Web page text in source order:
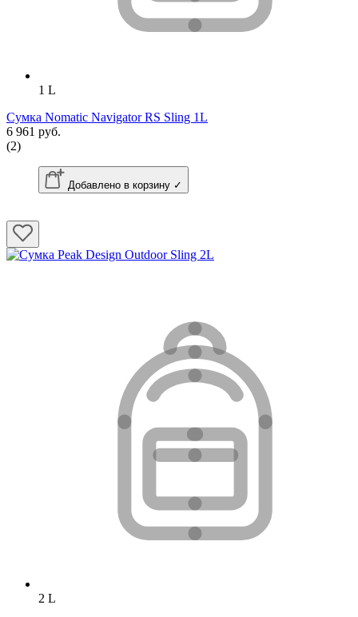
1 L
Сумка Nomatic Navigator RS Sling 1L
6 961 руб.
(2)
Добавлено в корзину ✓
2 L